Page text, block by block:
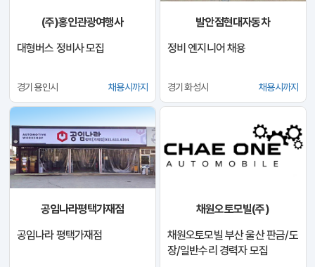
(주)홍인관광여행사
대형버스 정비사 모집
경기 용인시 채용시까지
발안점현대자동차
정비 엔지니어 채용
경기 화성시 채용시까지
공임나라평택가재점
공임나라 평택가재점
채원오토모빌(주)
채원오토모빌 부산 울산 판금/도
장/일반수리 경력자 모집